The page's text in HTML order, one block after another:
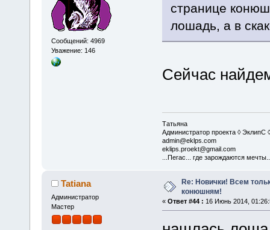
Сообщений: 4969
Уважение: 146
странице
лошадь, а в
Сейчас
Татьяна
Администратор проекта ◊ ЭклипС ◊
admin@eklps.com
eklips.proekt@gmail.com
...Пегас... где зарождаются
Tatiana
Администратор
Мастер
Re: Новички! Всем
конюшням!
« Ответ #44 : 16 Июнь 2014,